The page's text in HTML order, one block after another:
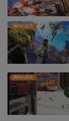
国内の反応
国内の反応